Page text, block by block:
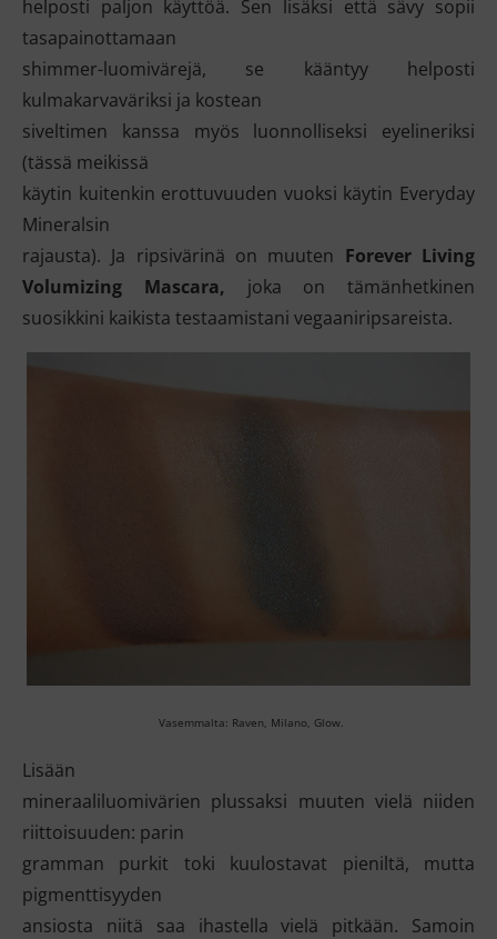
helposti paljon käyttöä. Sen lisäksi että sävy sopii
tasapainottamaan
shimmer-luomivärejä, se kääntyy helposti
kulmakarvaväriksi ja kostean
siveltimen kanssa myös luonnolliseksi eyelineriksi
(tässä meikissä
käytin kuitenkin erottuvuuden vuoksi käytin Everyday
Mineralsin
rajausta). Ja ripsivärinä on muuten Forever Living
Volumizing Mascara, joka on tämänhetkinen
suosikkini kaikista testaamistani vegaaniripsareista.
Vasemmalta: Raven, Milano, Glow.
Lisään
mineraaliluomivärien plussaksi muuten vielä niiden
riittoisuuden: parin
gramman purkit toki kuulostavat pieniltä, mutta
pigmenttisyyden
ansiosta niitä saa ihastella vielä pitkään. Samoin